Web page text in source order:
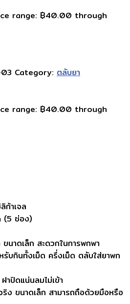
range: ฿40.00 through
Category: ตลับยา
range: ฿40.00 through
ก้าเจล
(5 ช่อง)
ขนาดเล็ก สะดวกในการพกพา
บกินทั้งเม็ด ครึ่งเม็ด ตลับใส่ยาพก
าปิดแน่นลมไม่เข้า
ริง ขนาดเล็ก สามารถถือด้วยมือหรือ